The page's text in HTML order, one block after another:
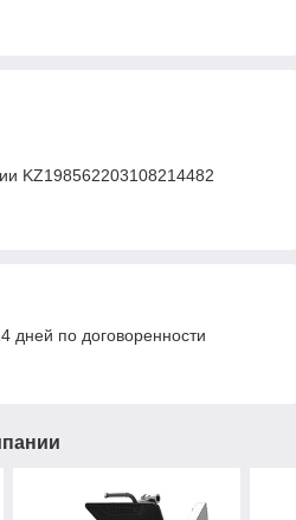
KZ198562203108214482
дней по договоренности